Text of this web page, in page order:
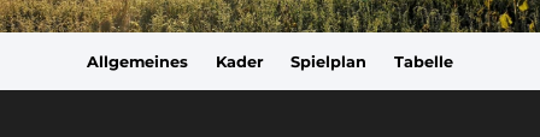
Allgemeines Kader Spielplan Tabelle